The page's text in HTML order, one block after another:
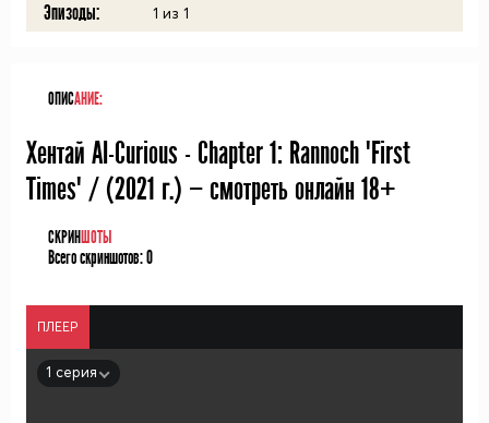
Эпизоды: 1 из 1
ОПИСАНИЕ:
Хентай AI-Curious - Chapter 1: Rannoch "First
Times" / (2021 г.) — смотреть онлайн 18+
СКРИН ШОТЫ
Всего скриншотов:0
ПЛЕЕР
1 серия